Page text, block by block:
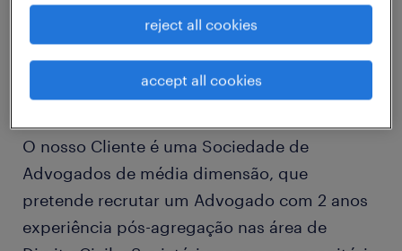
A Randstad Professional é a unidade de
negócio da Randstad que se dedica ao
recrutamento especializado.
O nosso Cliente é uma Sociedade de
Advogados de média dimensão, que
pretende recrutar um Advogado com 2 anos
experiência pós-agregação nas área de
reject all cookies
accept all cookies